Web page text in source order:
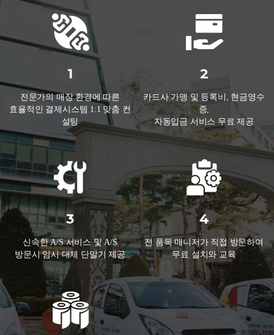
1
전문가의 매장 환경에 따른
효율적인 결제시스템 1:1 맞춤 컨
설팅
2
카드사 가맹 및 등록비, 현금영수
증,
자동입금 서비스 무료 제공
3
신속한 A/S 서비스 및 A/S
방문시 임시 대체 단말기 제공
4
전 품목 매니저가 직접 방문하여
무료 설치와 교육